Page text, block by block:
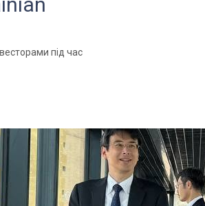
під час